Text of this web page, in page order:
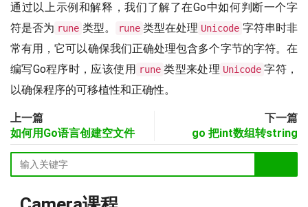
通过以上示例和解释，我们了解了在Go中如何判断一个字
符是否为 rune 类型。 rune 类型在处理 Unicode 字符串时非
常有用，它可以确保我们正确处理包含多个字节的字符。在
编写Go程序时，应该使用 rune 类型来处理 Unicode 字符，
以确保程序的可移植性和正确性。
上一篇
如何用Go语言创建空文件
下一篇
go 把int数组转string